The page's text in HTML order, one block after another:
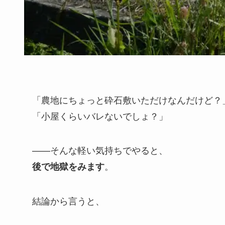
「農地にちょっと砕石敷いただけなんだけど？
「小屋くらいバレないでしょ？」
——そんな軽い気持ちでやると、
後で地獄をみます。
結論から言うと、